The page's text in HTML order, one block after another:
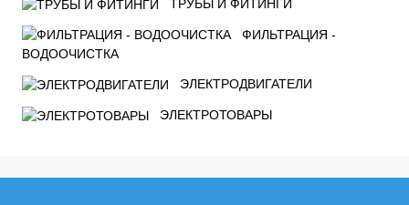
ТРУБЫ И ФИТИНГИ
ФИЛЬТРАЦИЯ -
ВОДООЧИСТКА
ЭЛЕКТРОДВИГАТЕЛИ
ЭЛЕКТРОТОВАРЫ